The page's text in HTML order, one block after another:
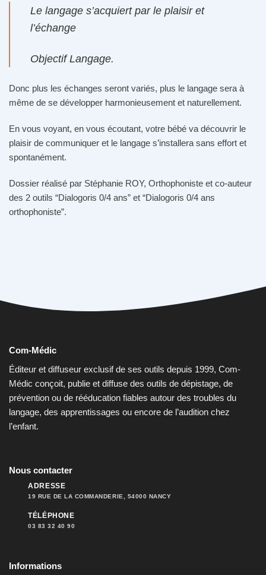
Le langage s’acquiert par le plaisir et
l’échange
Objectif Langage.
Donc plus les échanges seront variés, plus le langage sera à
même de se développer harmonieusement et naturellement.
En vous voyant, en vous écoutant, votre bébé va découvrir le
plaisir de communiquer et le langage s’installera sans effort et
spontanément.
Dossier réalisé par Stéphanie ROY, Orthophoniste et co-auteur
des 2 outils “Dialogoris 0/4 ans” et “Dialogoris 0/4 ans
orthophoniste”.
Com-Médic
Éditeur et diffuseur exclusif de ses outils depuis 1999, Com-
Médic conçoit, publie et diffuse des outils de dépistage, de
prévention ou de rééducation fiables autour des troubles du
langage, des apprentissages ou encore de l’audition chez
l’enfant.
Nous contacter
ADRESSE
19 RUE DE LA COMMANDERIE, 54000 NANCY
TÉLÉPHONE
03 83 32 40 90
Informations